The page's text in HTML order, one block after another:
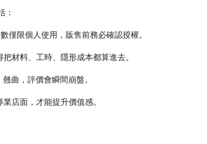
：
限個人使用，販售前務必確認授權。
材料、工時、隱形成本都算進去。
曲，評價會瞬間崩盤。
店面，才能提升價值感。